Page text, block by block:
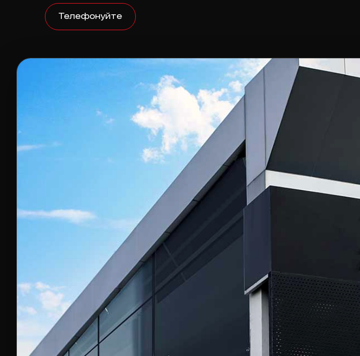
Телефонуйте